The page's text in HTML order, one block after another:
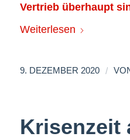
Vertrieb überhaupt
Weiterlesen
9. DEZEMBER 2020 /
Krisenzeit